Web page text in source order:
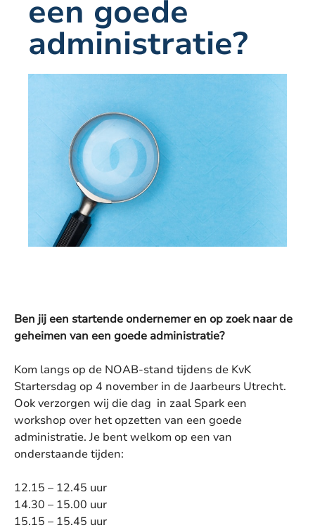
een goede
administratie?
Ben jij een startende ondernemer en op zoek naar de
geheimen van een goede administratie?
Kom langs op de NOAB-stand tijdens de KvK
Startersdag op 4 november in de Jaarbeurs Utrecht.
Ook verzorgen wij die dag in zaal Spark een
workshop over het opzetten van een goede
administratie. Je bent welkom op een van
onderstaande tijden:
12.15 – 12.45 uur
14.30 – 15.00 uur
15.15 – 15.45 uur